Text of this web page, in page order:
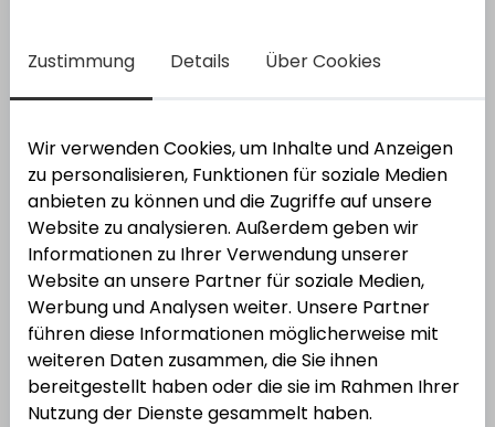
GFSGFS Montageplatte für Türwächter 990
000
Bestell-Nr.:3411992 EAN: 4251851699479
Zustimmung Details Über Cookies
Wir verwenden Cookies, um Inhalte und Anzeigen
zu personalisieren, Funktionen für soziale Medien
anbieten zu können und die Zugriffe auf unsere
Website zu analysieren. Außerdem geben wir
Informationen zu Ihrer Verwendung unserer
Website an unsere Partner für soziale Medien,
Werbung und Analysen weiter. Unsere Partner
führen diese Informationen möglicherweise mit
weiteren Daten zusammen, die Sie ihnen
bereitgestellt haben oder die sie im Rahmen Ihrer
Nutzung der Dienste gesammelt haben.